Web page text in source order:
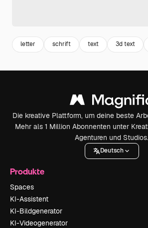
letter schrift text 3d text
Die kreative Plattform, um deine beste
Mehr als 1 Million Abonnenten unter
Agenturen und Studios.
Deutsch
Produkte
Spaces
KI-Assistent
KI-Bildgenerator
KI-Videogenerator